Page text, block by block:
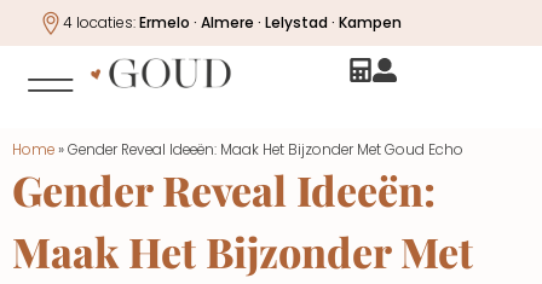
4 locaties:Ermelo · Almere · Lelystad · Kampen
Home»Gender Reveal Ideeën: Maak Het Bijzonder Met Goud Echo
Gender Reveal Ideeën:
Maak Het Bijzonder Met